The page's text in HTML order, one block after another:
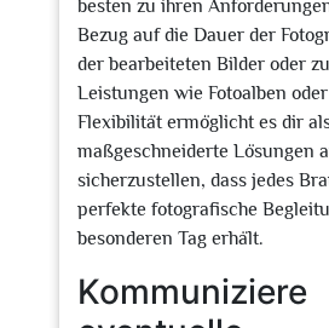
besten zu ihren
Bezug auf die Dauer der
der bearbeiteten Bilder oder
Leistungen wie Fotoalben
Flexibilität ermöglicht es dir
maßgeschneiderte Lösungen
sicherzustellen, dass jedes
perfekte fotografische
besonderen Tag erhält.
Kommuniziere